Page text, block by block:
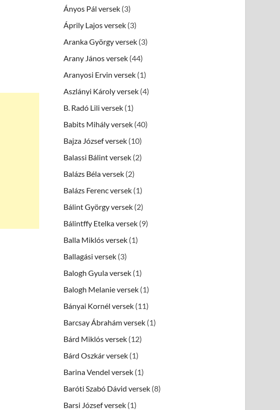
Ányos Pál versek (3)
Áprily Lajos versek (3)
Aranka György versek (3)
Arany János versek (44)
Aranyosi Ervin versek (1)
Aszlányi Károly versek (4)
B. Radó Lili versek (1)
Babits Mihály versek (40)
Bajza József versek (10)
Balassi Bálint versek (2)
Balázs Béla versek (2)
Balázs Ferenc versek (1)
Bálint György versek (2)
Bálintffy Etelka versek (9)
Balla Miklós versek (1)
Ballagási versek (3)
Balogh Gyula versek (1)
Balogh Melanie versek (1)
Bányai Kornél versek (11)
Barcsay Ábrahám versek (1)
Bárd Miklós versek (12)
Bárd Oszkár versek (1)
Barina Vendel versek (1)
Baróti Szabó Dávid versek (8)
Barsi József versek (1)